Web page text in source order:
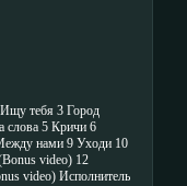
тебя 3 Город
слова 5 Кричи 6
нами 9 Уходи 10
video) 12
video) Исполнитель